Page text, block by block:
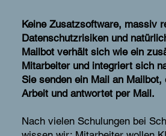
Keine Zusatzsoftware, massiv
Datenschutzrisiken und
Mailbot verhält sich wie ein
Mitarbeiter und integriert sich
Sie senden ein Mail an Mailbot,
Arbeit und antwortet per Mail.
Nach vielen Schulungen bei